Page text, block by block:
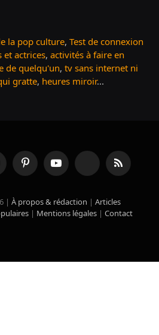
la pop culture, Test de connexion
et actrices, activités à faire en
de quelqu'un, tv sans internet ni
gratte, heures miroir...
PinterestYouTube TikTok RSS
| À propos & rédaction | Articles
| Mentions légales | Contact